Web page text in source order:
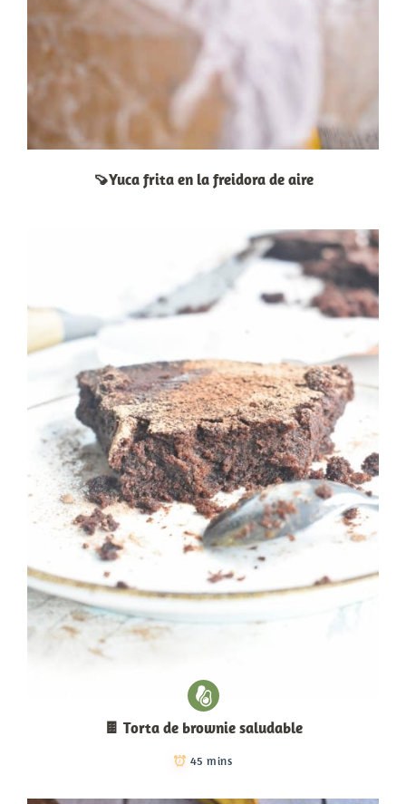
🍠Yuca frita en la freidora de aire
🍫 Torta de brownie saludable
45 mins